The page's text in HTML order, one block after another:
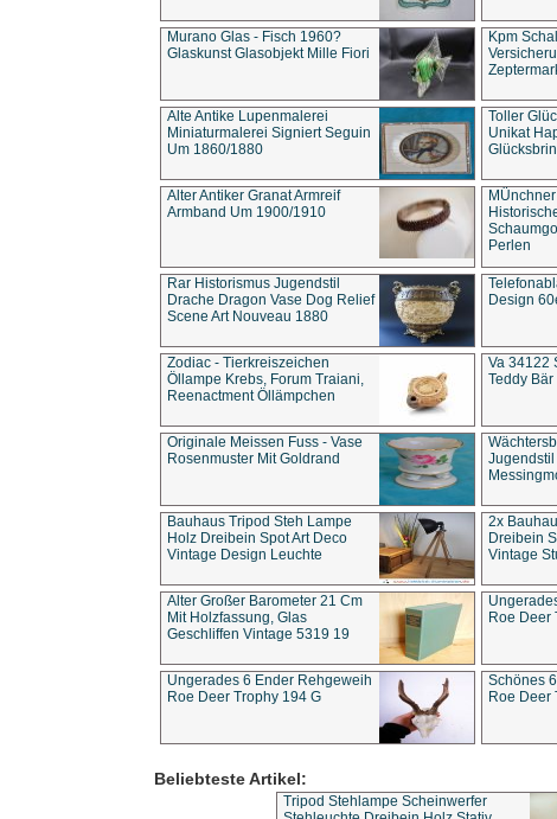
Murano Glas - Fisch 1960?
Glaskunst Glasobjekt Mille Fiori
Kpm
Alte Antike Lupenmalerei
Miniaturmalerei Signiert Seguin
Um 1860/1880
Toller
Unikat
Alter Antiker Granat Armreif
Armband Um 1900/1910
Perlen
Rar Historismus Jugendstil
Drache Dragon Vase Dog Relief
Scene Art Nouveau 1880
Design
Zodiac - Tierkreiszeichen
Öllampe Krebs, Forum Traiani,
Reenactment Öllämpchen
Va 34122
Teddy
Originale Meissen Fuss - Vase
Rosenmuster Mit Goldrand
Bauhaus Tripod Steh Lampe
Holz Dreibein Spot Art Deco
Vintage Design Leuchte
2x
Dreibein
Vintage
Alter Großer Barometer 21 Cm
Mit Holzfassung, Glas
Geschliffen Vintage 5319 19
Roe Deer
Ungerades 6 Ender Rehgeweih
Roe Deer Trophy 194 G
Schönes
Roe Deer
Beliebteste Artikel:
Tripod Stehlampe Scheinwerfer